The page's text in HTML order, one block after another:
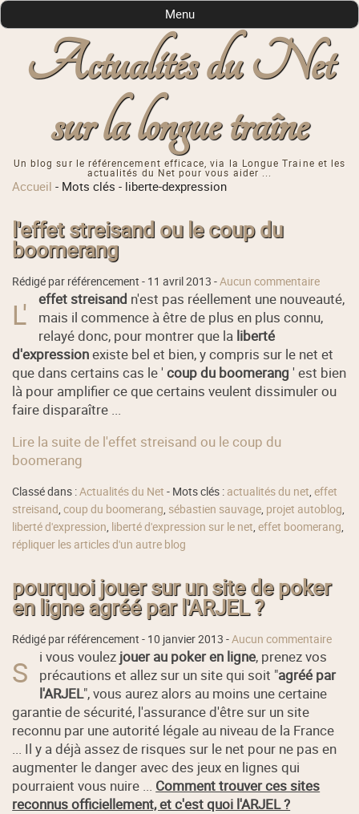
Actualités du Net
sur la longue traîne
Un blog sur le référencement efficace, via la Longue Traine et les
actualités du Net pour vous aider ...
Menu
Accueil - Mots clés - liberte-dexpression
l'effet streisand ou le coup du
boomerang
Rédigé par référencement - 11 avril 2013 -Aucun commentaire
L' effet streisand n'est pas réellement une nouveauté,
mais il commence à être de plus en plus connu,
relayé donc, pour montrer que la liberté
d'expressionexiste bel et bien, y compris sur le net et
que dans certains cas le 'coup du boomerang ' est bien
là pour amplifier ce que certains veulent dissimuler ou
faire disparaître ...
Lire la suite de l'effet streisand ou le coup du
boomerang
Classé dans :Actualités du Net - Mots clés : actualités du net,effet
streisand,coup du boomerang, sébastien sauvage, projet autoblog,
liberté d'expression, liberté d'expression sur le net,effet boomerang,
répliquer les articles d'un autre blog
pourquoi jouer sur un site de poker
en ligne agréé par l'ARJEL ?
Rédigé par référencement - 10 janvier 2013 -Aucun commentaire
S i vous voulez jouer au poker en ligne, prenez vos
précautions et allez sur un site qui soit "agréé par
l'ARJEL", vous aurez alors au moins une certaine
garantie de sécurité, l'assurance d'être sur un site
reconnu par une autorité légale au niveau de la France
... Il y a déjà assez de risques sur le net pour ne pas en
augmenter le danger avec des jeux en lignes qui
pourraient vous nuire ... Comment trouver ces sites
reconnus officiellement, et c'est quoi l'ARJEL ?